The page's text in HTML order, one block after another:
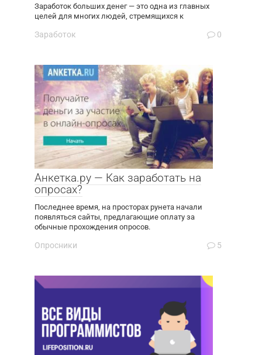
Заработок больших денег — это одна из главных
целей для многих людей, стремящихся к
Заработок 0
Анкетка.ру — Как заработать на
опросах?
Последнее время, на просторах рунета начали
появляться сайты, предлагающие оплату за
обычные прохождения опросов.
Опросники 5